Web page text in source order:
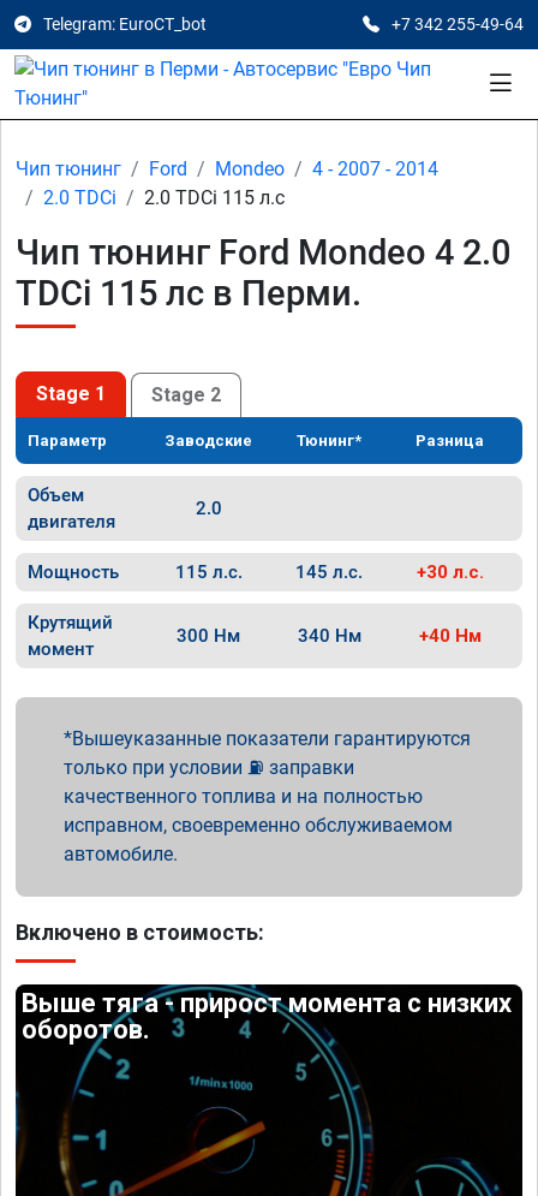
Telegram: EuroCT_bot +7 342 255-49-64
Чип тюнинг Ford Mondeo
4 - 2007 - 2014
2.0 TDCi
2.0 TDCi 115 л.с
Чип тюнинг Ford Mondeo 4 2.0
TDCi 115 лс в Перми.
Stage 1 Stage 2
Параметр Заводские Тюнинг* Разница
Объем
двигателя
2.0
Мощность 115 л.с. 145 л.с. +30 л.с.
Крутящий
момент
300 Нм 340 Нм +40 Нм
Вышеуказанные показатели гарантируются
только при условии ⛽ заправки
качественного топлива и на полностью
исправном, своевременно обслуживаемом
автомобиле.
Включено в стоимость:
Выше тяга - прирост момента с низких
оборотов.